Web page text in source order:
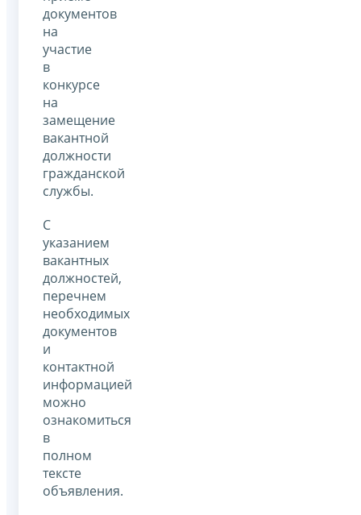
документов
на
участие
в
конкурсе
на
замещение
вакантной
должности
гражданской
службы.
С
указанием
вакантных
должностей,
перечнем
необходимых
документов
и
контактной
информацией
можно
ознакомиться
в
полном
тексте
объявления.